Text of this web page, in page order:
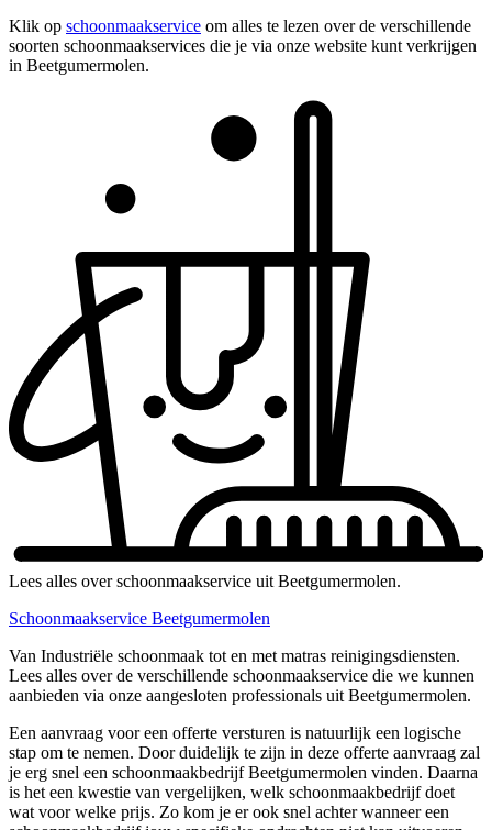
Klik op schoonmaakservice om alles te lezen over de verschillende
soorten schoonmaakservices die je via onze website kunt verkrijgen
in Beetgumermolen.
Lees alles over schoonmaakservice uit Beetgumermolen.
Schoonmaakservice Beetgumermolen
Van Industriële schoonmaak tot en met matras reinigingsdiensten.
Lees alles over de verschillende schoonmaakservice die we kunnen
aanbieden via onze aangesloten professionals uit Beetgumermolen.
Een aanvraag voor een offerte versturen is natuurlijk een logische
stap om te nemen. Door duidelijk te zijn in deze offerte aanvraag zal
je erg snel een schoonmaakbedrijf Beetgumermolen vinden. Daarna
is het een kwestie van vergelijken, welk schoonmaakbedrijf doet
wat voor welke prijs. Zo kom je er ook snel achter wanneer een